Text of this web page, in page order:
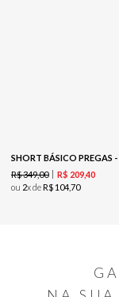
R$349,00 R$ 20940
ou 2x deR$ 10470